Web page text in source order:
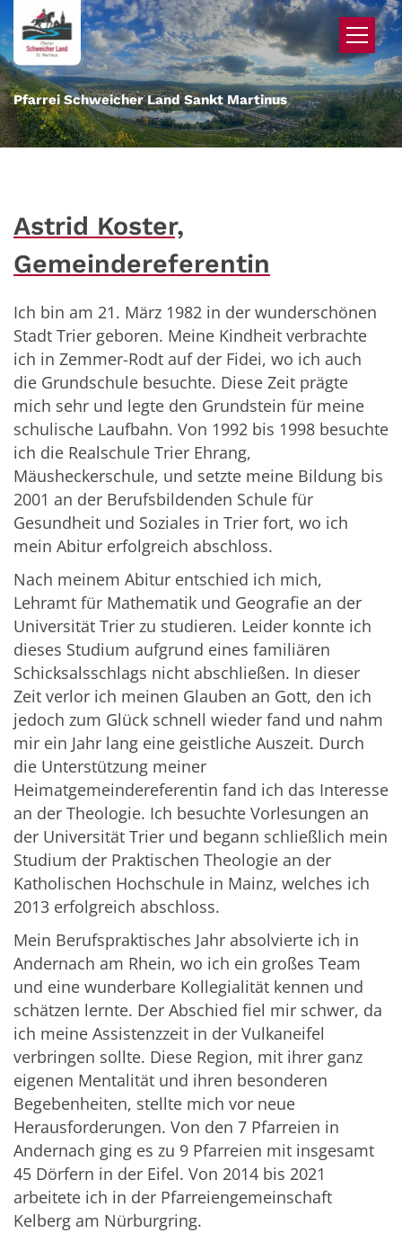
Zum Inhalt springen
Pfarrei Schweicher Land Sankt Martinus
Astrid Koster,
Gemeindereferentin
Ich bin am 21. März 1982 in der wunderschönen
Stadt Trier geboren. Meine Kindheit verbrachte
ich in Zemmer-Rodt auf der Fidei, wo ich auch
die Grundschule besuchte. Diese Zeit prägte
mich sehr und legte den Grundstein für meine
schulische Laufbahn. Von 1992 bis 1998 besuchte
ich die Realschule Trier Ehrang,
Mäusheckerschule, und setzte meine Bildung bis
2001 an der Berufsbildenden Schule für
Gesundheit und Soziales in Trier fort, wo ich
mein Abitur erfolgreich abschloss.
Nach meinem Abitur entschied ich mich,
Lehramt für Mathematik und Geografie an der
Universität Trier zu studieren. Leider konnte ich
dieses Studium aufgrund eines familiären
Schicksalsschlags nicht abschließen. In dieser
Zeit verlor ich meinen Glauben an Gott, den ich
jedoch zum Glück schnell wieder fand und nahm
mir ein Jahr lang eine geistliche Auszeit. Durch
die Unterstützung meiner
Heimatgemeindereferentin fand ich das Interesse
an der Theologie. Ich besuchte Vorlesungen an
der Universität Trier und begann schließlich mein
Studium der Praktischen Theologie an der
Katholischen Hochschule in Mainz, welches ich
2013 erfolgreich abschloss.
Mein Berufspraktisches Jahr absolvierte ich in
Andernach am Rhein, wo ich ein großes Team
und eine wunderbare Kollegialität kennen und
schätzen lernte. Der Abschied fiel mir schwer, da
ich meine Assistenzzeit in der Vulkaneifel
verbringen sollte. Diese Region, mit ihrer ganz
eigenen Mentalität und ihren besonderen
Begebenheiten, stellte mich vor neue
Herausforderungen. Von den 7 Pfarreien in
Andernach ging es zu 9 Pfarreien mit insgesamt
45 Dörfern in der Eifel. Von 2014 bis 2021
arbeitete ich in der Pfarreiengemeinschaft
Kelberg am Nürburgring.